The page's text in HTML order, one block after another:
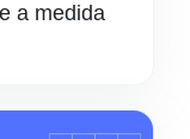
a medida